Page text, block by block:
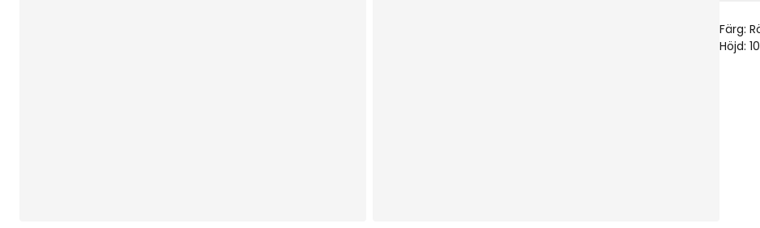
Färg:
Höjd: